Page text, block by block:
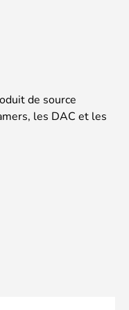
de source
les DAC et les